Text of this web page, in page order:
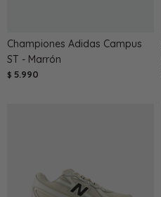
Championes Adidas Campus
ST - Marrón
$ 5.990